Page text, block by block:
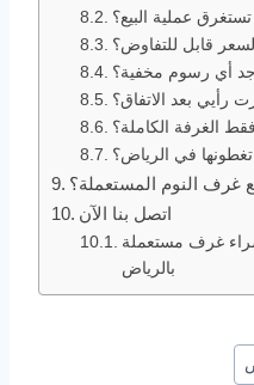
عملية البيع؟
قابل للتفاوض؟
أي رسوم مخفية؟
رأيي بعد الاتفاق؟
الغرفة الكاملة؟
في الرياض؟
غرف النوم المستعملة؟
اتصل بنا الآن
غرف مستعملة
بالرياض